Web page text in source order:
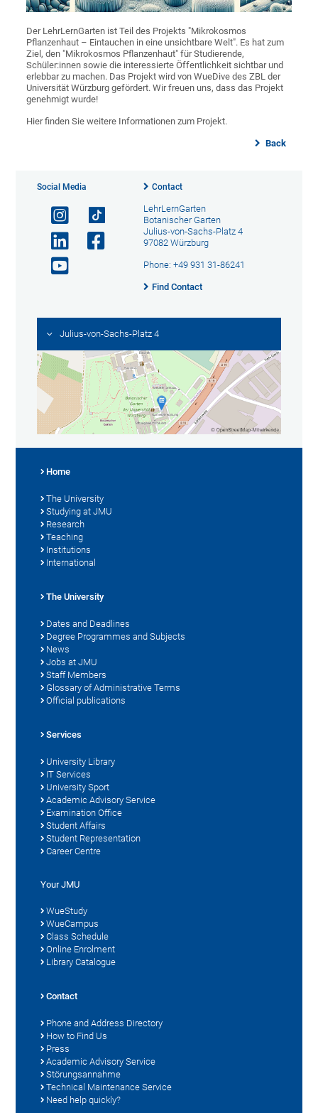
Der LehrLernGarten ist Teil des Projekts "Mikrokosmos
Pflanzenhaut – Eintauchen in eine unsichtbare Welt". Es hat zum
Ziel, den "Mikrokosmos Pflanzenhaut" für Studierende,
Schüler:innen sowie die interessierte Öffentlichkeit sichtbar und
erlebbar zu machen. Das Projekt wird von WueDive des ZBL der
Universität Würzburg gefördert. Wir freuen uns, dass das Projekt
genehmigt wurde!
Hier finden Sie weitere Informationen zum Projekt.
Back
Social Media Contact
LehrLernGarten
Botanischer Garten
Julius-von-Sachs-Platz 4
97082 Würzburg
Phone: +49 931 31-86241
Find Contact
Julius-von-Sachs-Platz 4
Home
The University
Studying at JMU
Research
Teaching
Institutions
International
The University
Dates and Deadlines
Degree Programmes and Subjects
News
Jobs at JMU
Staff Members
Glossary of Administrative Terms
Official publications
Services
University Library
IT Services
University Sport
Academic Advisory Service
Examination Office
Student Affairs
Student Representation
Career Centre
Your JMU
WueStudy
WueCampus
Class Schedule
Online Enrolment
Library Catalogue
Contact
Phone and Address Directory
How to Find Us
Press
Academic Advisory Service
Störungsannahme
Technical Maintenance Service
Need help quickly?